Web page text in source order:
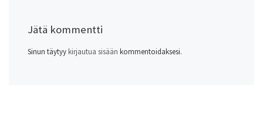
Jätä kommentti
Sinun täytyy kirjautua sisään kommentoidaksesi.